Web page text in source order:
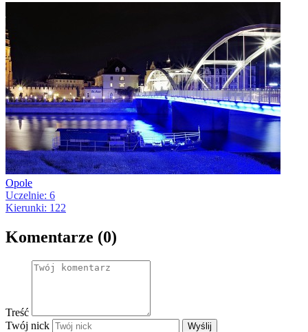
Opole
Uczelnie: 6
Kierunki: 122
Komentarze (0)
Treść
Twój nick
Wyślij